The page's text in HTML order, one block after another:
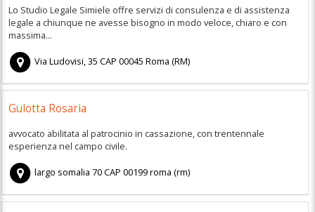
Lo Studio Legale Simiele offre servizi di consulenza e di assistenza
legale a chiunque ne avesse bisogno in modo veloce, chiaro e con
massima...
Via Ludovisi, 35 CAP00045 Roma (RM)
Gulotta Rosaria
avvocato abilitata al patrocinio in cassazione, con trentennale
esperienza nel campo civile.
largo somalia 70CAP00199roma (rm)